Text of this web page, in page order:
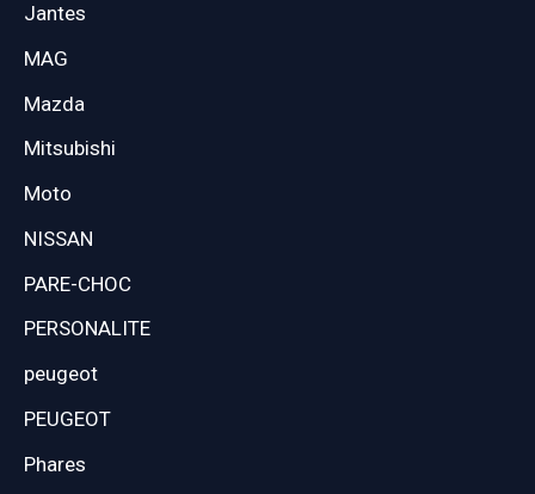
Jantes
MAG
Mazda
Mitsubishi
Moto
NISSAN
PARE-CHOC
PERSONALITE
peugeot
PEUGEOT
Phares